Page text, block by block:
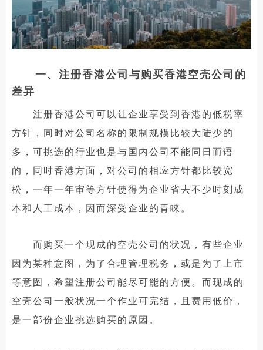
一、注册香港公司与购买香港空壳公司的
差异
注册香港公司可以让企业享受到香港的低税率
方针，同时对公司名称的限制规模比较大陆少的
多，可挑选的行业也是与国内公司不能同日而语
的，同时香港方面，对公司的相应方针都比较宽
松，一年一年审等方针使得为企业省去不少时刻成
本和人工成本，因而深受企业的青睐。
而购买一个现成的空壳公司的状况，有些企业
因为某种意图，为了合理管理税务，或是为了上市
等意图，希望注册公司能尽可能的方便。而现成的
空壳公司一般状况一个作业可完结，且费用低价，
是一部份企业挑选购买的原因。